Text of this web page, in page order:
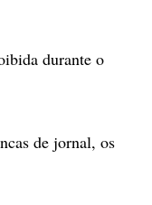
durante o
de jornal, os